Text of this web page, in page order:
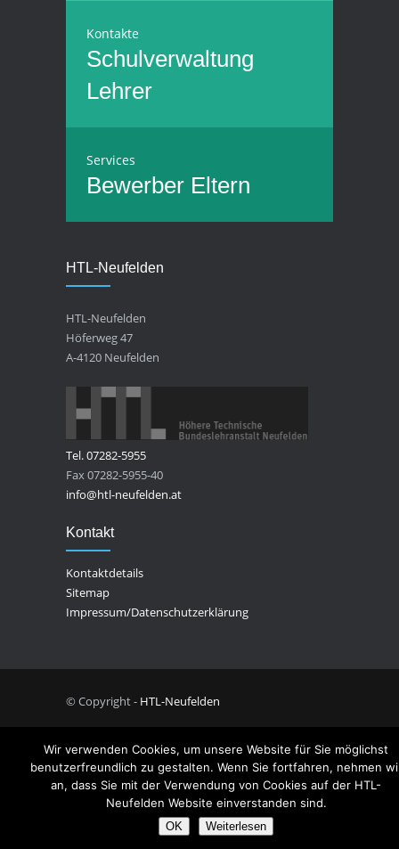
Kontakte
Schulverwaltung
Lehrer
Services
Bewerber Eltern
HTL-Neufelden
HTL-Neufelden
Höferweg 47
A-4120 Neufelden
Tel. 07282-5955
Fax 07282-5955-40
info@htl-neufelden.at
Kontakt
Kontaktdetails
Sitemap
Impressum/Datenschutzerklärung
© Copyright - HTL-Neufelden
Wir verwenden Cookies, um unsere Website für Sie möglichst
benutzerfreundlich zu gestalten. Wenn Sie fortfahren, nehmen
an, dass Sie mit der Verwendung von Cookies auf der HTL-
Neufelden Website einverstanden sind.
OK Weiterlesen